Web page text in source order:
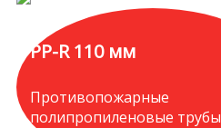
PP-R 110 мм
Противопожарные
полипропиленовые трубы